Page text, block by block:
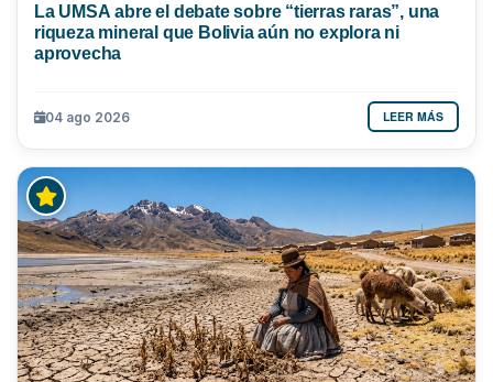
La UMSA abre el debate sobre “tierras raras”, una
riqueza mineral que Bolivia aún no explora ni
aprovecha
04 ago 2026 LEER MÁS